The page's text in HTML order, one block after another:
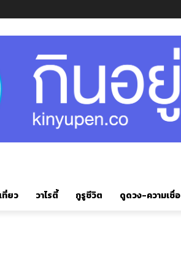
ที่ยว วาไรตี้ กูรูชีวิต ดูดวง-ความเชื่อ